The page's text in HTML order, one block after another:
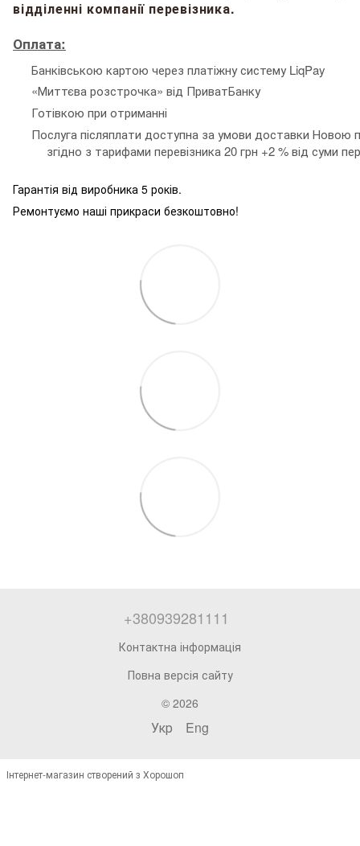
відділенні компанії перевізника.
Оплата:
Банківською картою через платіжну систему LiqPay
«Миттєва розстрочка» від ПриватБанку
Готівкою при отриманні
Послуга післяплати доступна за умови доставки Новою
згідно з тарифами перевізника 20 грн +2 % від суми
Гарантія від виробника 5 років.
Ремонтуємо наші прикраси безкоштовно!
+380939281111
Контактна інформація
Повна версія сайту
© 2026
Укр Eng
Інтернет-магазин створений з Хорошоп